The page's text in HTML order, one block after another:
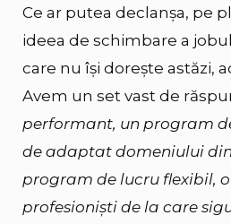
Ce ar putea declanșa, pe
ideea de schimbare a
care nu își dorește astăzi,
Avem un set vast de
performant, un program
de adaptat domeniului
program de lucru flexibil,
profesioniști de la care